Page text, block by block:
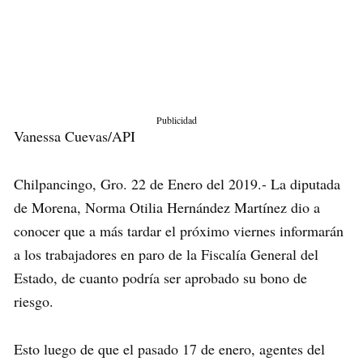
Publicidad
Vanessa Cuevas/API
Chilpancingo, Gro. 22 de Enero del 2019.- La diputada
de Morena, Norma Otilia Hernández Martínez dio a
conocer que a más tardar el próximo viernes informarán
a los trabajadores en paro de la Fiscalía General del
Estado, de cuanto podría ser aprobado su bono de
riesgo.
Esto luego de que el pasado 17 de enero, agentes del